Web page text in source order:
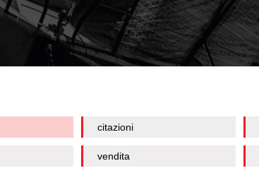
citazioni
vendita